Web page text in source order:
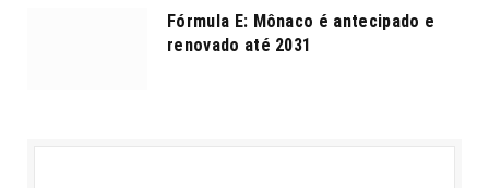
Fórmula E: Mônaco é antecipado e
renovado até 2031